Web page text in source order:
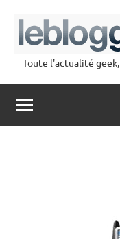
contenu
Toute l'actualité